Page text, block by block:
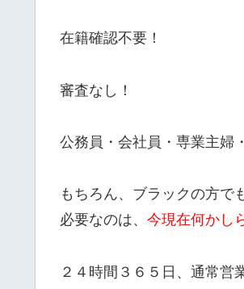
在籍確認不要！
審査なし！
公務員・会社員・専業主婦
もちろん、ブラックの方で
必要なのは、 今現在何かし
２４時間３６５日、通常営